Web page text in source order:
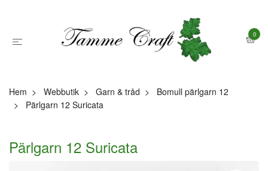
0
Hem Webbutik Garn & tråd
Bomull pärlgarn 12
Pärlgarn 12 Suricata
Pärlgarn 12 Suricata